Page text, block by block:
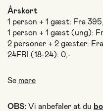
Årskort
1 person + 1 gæst: Fra
1 person + 1 gæst (ung):
2 personer + 2 gæster:
24FRI (18-24): 0,-
Se mere
OBS: Vi anbefaler at du